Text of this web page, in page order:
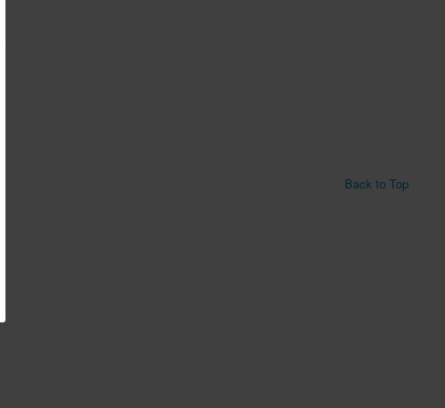
Back to Top